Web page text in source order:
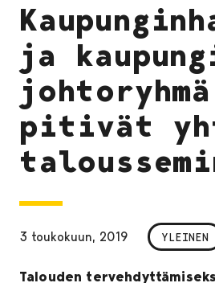
ja
johtoryhmä
pitivät
3 toukokuun, 2019 YLEINEN
Talouden